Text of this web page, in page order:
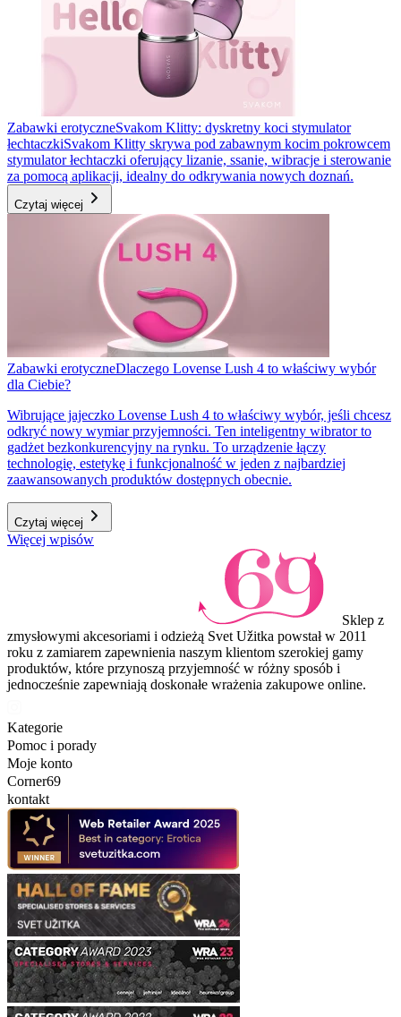
Zabawki erotyczneSvakom Klitty: dyskretny koci stymulator
łechtaczkiSvakom Klitty skrywa pod zabawnym kocim pokrowcem
stymulator łechtaczki oferujący lizanie, ssanie, wibracje i sterowanie
za pomocą aplikacji, idealny do odkrywania nowych doznań.
Czytaj więcej
Zabawki erotyczneDlaczego Lovense Lush 4 to właściwy wybór
dla Ciebie?
Wibrujące jajeczko Lovense Lush 4 to właściwy wybór, jeśli chcesz
odkryć nowy wymiar przyjemności. Ten inteligentny wibrator to
gadżet bezkonkurencyjny na rynku. To urządzenie łączy
technologię, estetykę i funkcjonalność w jeden z najbardziej
zaawansowanych produktów dostępnych obecnie.
Czytaj więcej
Więcej wpisów
Sklep z
zmysłowymi akcesoriami i odzieżą Svet Užitka powstał w 2011
roku z zamiarem zapewnienia naszym klientom szerokiej gamy
produktów, które przynoszą przyjemność w różny sposób i
jednocześnie zapewniają doskonałe wrażenia zakupowe online.
Kategorie
Pomoc i porady
Moje konto
Corner69
kontakt